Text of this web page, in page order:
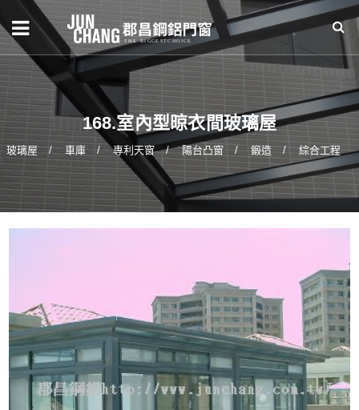
168.室內型晾衣間玻璃屋
玻璃屋 車庫 專利天窗 陽台凸窗 鍛造 綜合工程